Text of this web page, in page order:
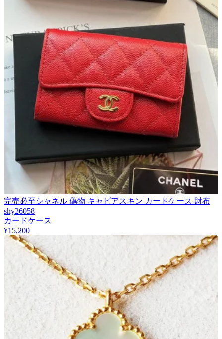
完売必至シャネル 偽物 キャビアスキン カードケース 財布
shy26058
カードケース
¥15,200